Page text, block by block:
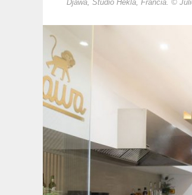
Djawa, Studio Hekla, Francia. ©